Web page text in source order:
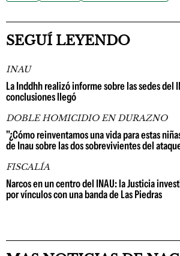
SEGUÍ LEYENDO
INAU
La Inddhh realizó informe sobre las sedes del
conclusiones llegó
DOBLE HOMICIDIO EN DURAZNO
"¿Cómo reinventamos una vida para estas
de Inau sobre las dos sobrevivientes del
FISCALÍA
Narcos en un centro del INAU: la Justicia
por vínculos con una banda de Las Piedras